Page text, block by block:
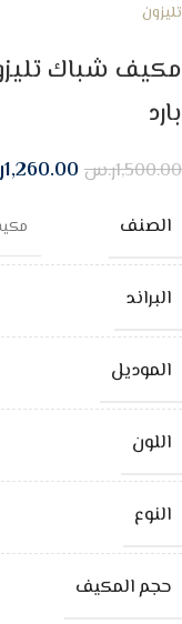
تليزون
بارد
1,500.00ر.س1,260.00
الصنف مكيف
البراند
الموديل
اللون
النوع
حجم المكيف